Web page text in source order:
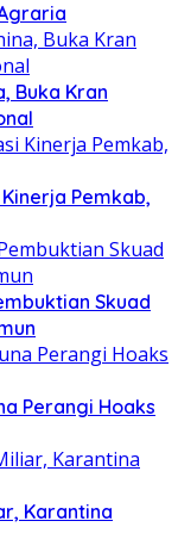
Buka Kran
Pemkab,
Skuad
Perangi Hoaks
Karantina